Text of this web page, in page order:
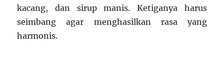
kacang, dan sirup manis. Ketiganya harus
seimbang agar menghasilkan rasa yang
harmonis.